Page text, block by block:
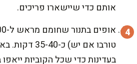
אותם כדי שיישארו פריכים.
טורבו אם יש)
בעדינות כדי שכל הקוביות